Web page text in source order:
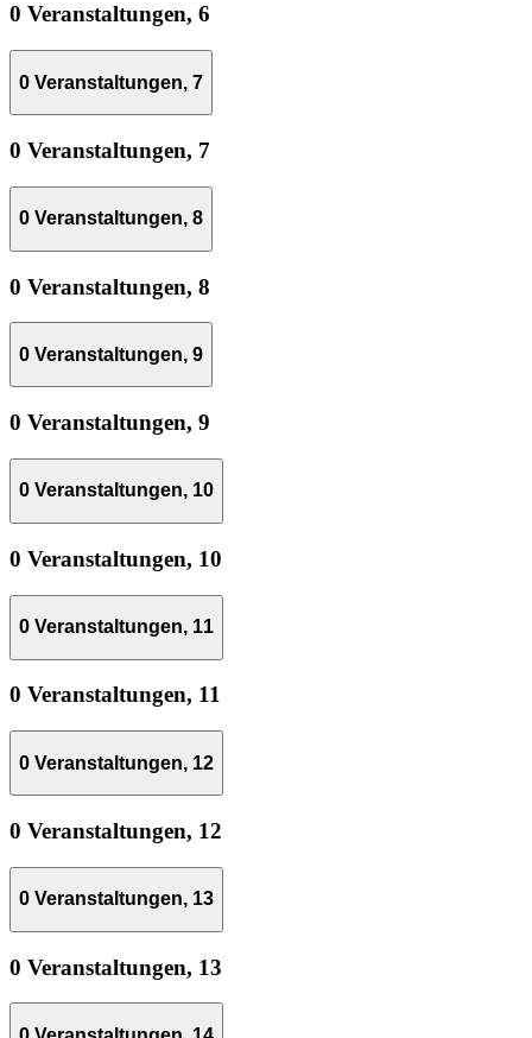
0 Veranstaltungen, 6
0 Veranstaltungen, 7
0 Veranstaltungen, 7
0 Veranstaltungen, 8
0 Veranstaltungen, 8
0 Veranstaltungen, 9
0 Veranstaltungen, 9
0 Veranstaltungen, 10
0 Veranstaltungen, 10
0 Veranstaltungen, 11
0 Veranstaltungen, 11
0 Veranstaltungen, 12
0 Veranstaltungen, 12
0 Veranstaltungen, 13
0 Veranstaltungen, 13